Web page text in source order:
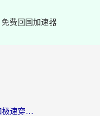
免费回国加速器
海外党必看：ChickCN和极速穿梭VPN好用吗？3招教你选对回国加速器无缝刷国内资源